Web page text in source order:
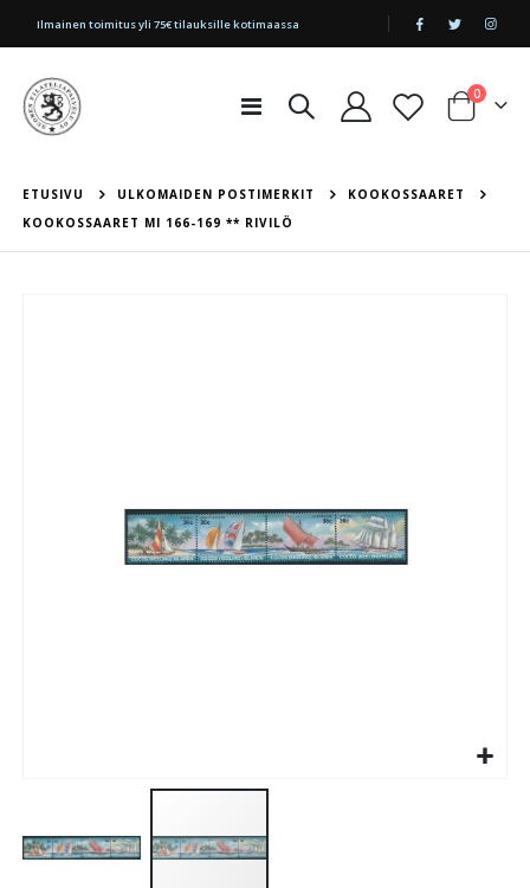
|
Ilmainen toimitus yli 75€ tilauksille kotimaassa
Toggle
Cart
0tuotetta
ETUSIVU ULKOMAIDEN POSTIMERKIT
KOOKOSSAARET
KOOKOSSAARET MI 166-169 ** RIVILÖ